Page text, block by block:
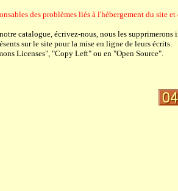
des problèmes liés à l'hébergement du site
catalogue, écrivez-nous, nous les supprimerons
sur le site pour la mise en ligne de leurs écrits.
Licenses", "Copy Left" ou en "Open Source".